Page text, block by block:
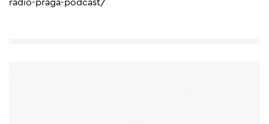
radio-praga-podcast/